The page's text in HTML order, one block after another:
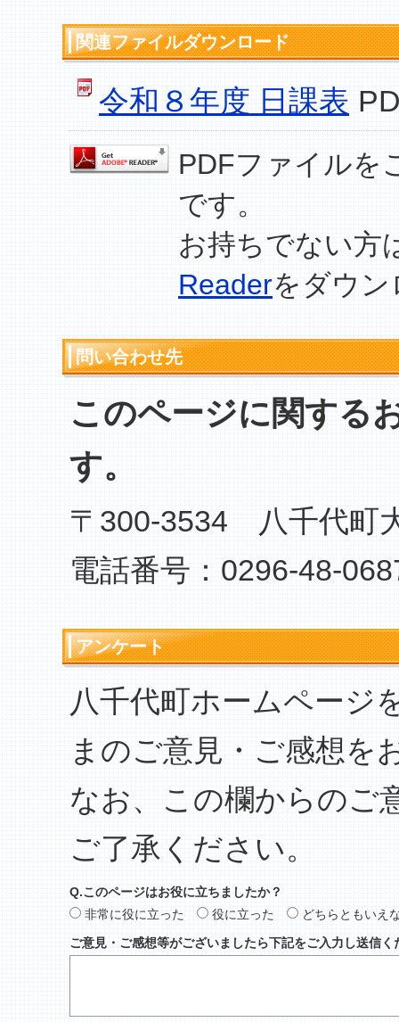
関連ファイルダウンロード
令和８年度 日課表
PDFファイルを
です。
お持ちでない方
Readerをダウ
問い合わせ先
このページに関する
す。
〒300-3534 八千代町
電話番号：0296-48-
アンケート
八千代町ホームページ
まのご意見・ご感想を
なお、この欄からのご
ご了承ください。
Q.このページはお役に立ちましたか？
非常に役に立った
役に立った
どちらともいえ
ご意見・ご感想等がございましたら下記をご入力し送信く